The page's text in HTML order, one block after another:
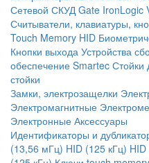
Сетевой СКУД Gate IronLogic
Считыватели, клавиатуры,
Touch Memory HID
Кнопки выхода Устройства
обеспечение Smartec Стойки
стойки
Замки, электрозащелки
Электромагнитные
Электронные Аксессуары
Идентификаторы и
(13,56 мГц) HID (125 кГц)